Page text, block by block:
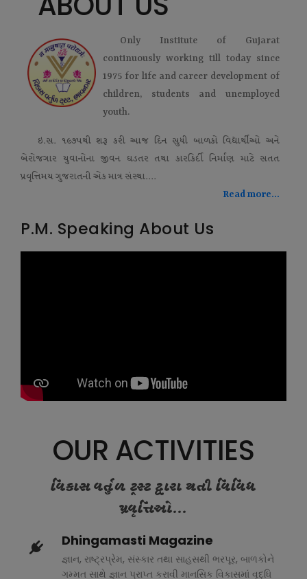
Only Institute of Gujarat
continuously working till today since
1975 for life and career development of
children, students and unemployed
youth.
ઇ.સ. ૧૯૭૫થી શરૂ કરી આજ દિન સુધી બાળકો વિદ્યાર્થીઓ અને
બેરોજગાર યુવાનોના જીવન ઘડતર તથા કારકિર્દી નિર્માણ માટે સતત
પ્રવૃત્તિમય ગુજરાતની એક માત્ર સંસ્થા....
Read more...
P.M. Speaking About Us
OUR ACTIVITIES
વિકાસ વર્તુળ ટ્રસ્ટ દ્વારા થતી વિવિધ
પ્રવૃત્તિઓ...
Dhingamasti Magazine
જ્ઞાન, રાષ્ટ્રપ્રેમ, સંસ્કાર તથા સાહસથી ભરપૂર, બાળકોને
ગમ્મત સાથે જ્ઞાન પ્રાપ્ત કરાવી માનસિક વિકાસમાં વૃદ્ધિ